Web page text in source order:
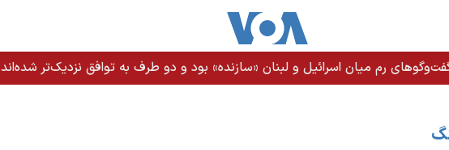
رم میان اسرائیل و لبنان «سازنده» بود و دو طرف به توافق نزدیک‌تر شده‌اند